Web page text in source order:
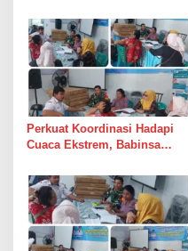
Bulog di Medan Timur
Perkuat Koordinasi Hadapi
Cuaca Ekstrem, Babinsa
Perangkat Desa Siapkan
Langkah Mitigasi